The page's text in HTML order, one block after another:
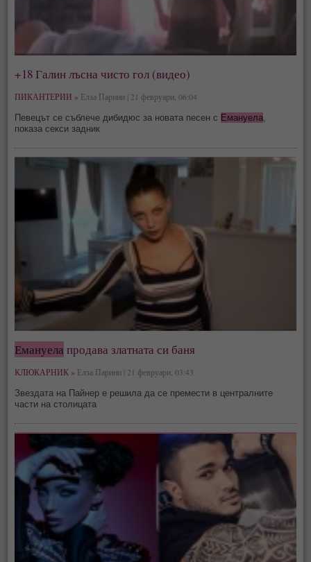
+18 Галин лъсна чисто гол (видео)
ПИКАНТЕРИИ » Елза Парини | 21 февруари, 06:04
Певецът се съблече дибидюс за новата песен с Емануела
показа секси задник
Емануела продава златната си баня
КЛЮКАРНИК » Елза Парини | 21 февруари, 03:43
Звездата на Пайнер е решила да се премести в централните
части на столицата